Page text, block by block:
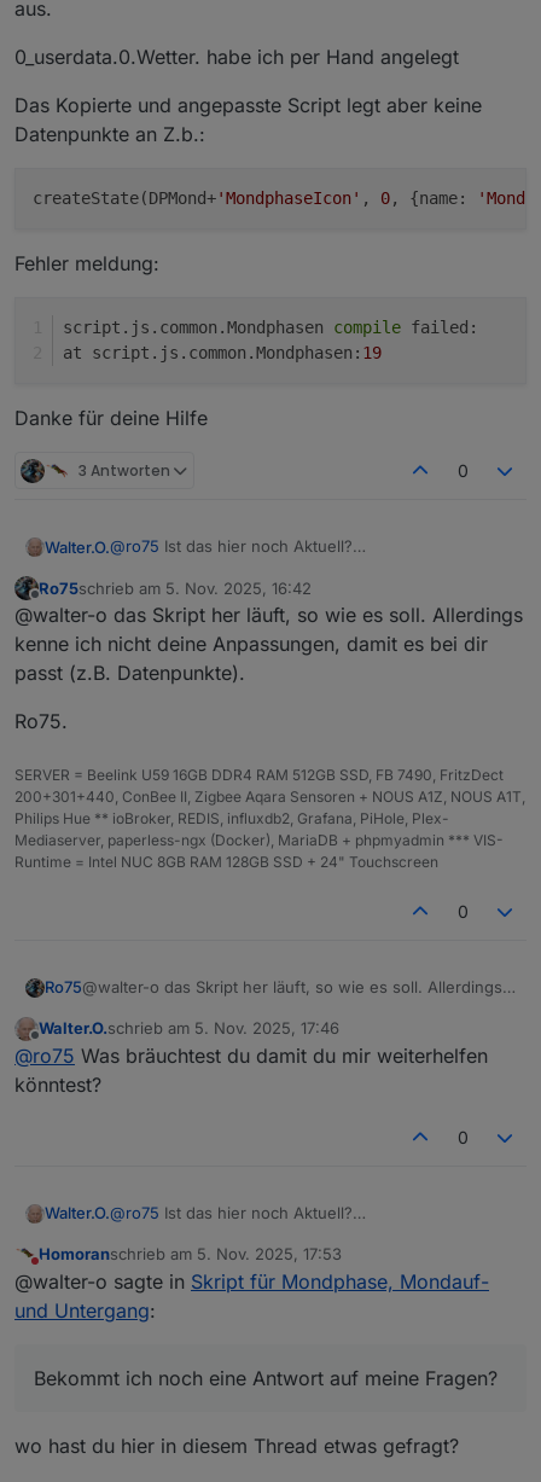
aus.
0_userdata.0.Wetter. habe ich per Hand angelegt
Das Kopierte und angepasste Script legt aber keine
Datenpunkte an Z.b.:
createState(DPMond+'MondphaseIcon' , 0, {name:
Fehler meldung:
script.js.common.Mondphasen compile failed:
at script.js.common.Mondphasen: 19
Danke für deine Hilfe
3 Antworten 0
Walter.O.@ro75 Ist das hier noch Aktuell?
Ich kann diesen Alias so wie du Ihn Beschreibst nicht
Anlegen, Alias Manager v2.0.0
Ich kenne mich mit dem Alias Manager nicht wirklich
aus.
0_userdata.0.Wetter. habe ich per Hand angelegt
Das Kopierte und angepasste Script legt aber keine
Datenpunkte an Z.b.:
script.js.common.Mondphasen compile failed:
Danke für deine Hilfe
Offline
Ro75schrieb am 5. Nov. 2025, 16:42
zuletzt editiert von
@walter-o das Skript her läuft, so wie es soll. Allerdings
kenne ich nicht deine Anpassungen, damit es bei dir
passt (z.B. Datenpunkte).
Ro75.
SERVER = Beelink U59 16GB DDR4 RAM 512GB SSD, FB 7490, FritzDect
200+301+440, ConBee II, Zigbee Aqara Sensoren + NOUS A1Z, NOUS A1T,
Philips Hue ** ioBroker, REDIS, influxdb2, Grafana, PiHole, Plex-
Mediaserver, paperless-ngx (Docker), MariaDB + phpmyadmin *** VIS-
Runtime = Intel NUC 8GB RAM 128GB SSD + 24" Touchscreen
0
Ro75@walter-o das Skript her läuft, so wie es soll. Allerdings
passt (z.B. Datenpunkte).
Ro75.
Offline
Walter.O.schrieb am 5. Nov. 2025, 17:46
zuletzt editiert von
@ro75 Was bräuchtest du damit du mir weiterhelfen
könntest?
0
Walter.O.@ro75 Ist das hier noch Aktuell?
Ich kann diesen Alias so wie du Ihn Beschreibst nicht
Anlegen, Alias Manager v2.0.0
Ich kenne mich mit dem Alias Manager nicht wirklich
aus.
0_userdata.0.Wetter. habe ich per Hand angelegt
Das Kopierte und angepasste Script legt aber keine
Datenpunkte an Z.b.:
script.js.common.Mondphasen compile failed:
Nicht stören
Homoranschrieb am 5. Nov. 2025, 17:53
zuletzt editiert von
@walter-o sagte in Skript für Mondphase, Mondauf-
und Untergang:
Bekommt ich noch eine Antwort auf meine Fragen?
wo hast du hier in diesem Thread etwas gefragt?